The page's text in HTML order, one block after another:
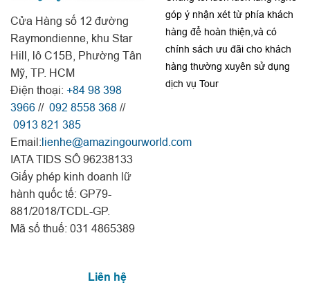
Cửa Hàng số 12 đường
Raymondienne, khu Star
Hill, lô C15B, Phường Tân
Mỹ, TP. HCM
Điện thoại: +84 98 398
3966 // 092 8558 368 //
0913 821 385
Email:lienhe@amazingourworld.com
IATA TIDS SỐ 96238133
Giấy phép kinh doanh lữ
hành quốc tế: GP79-
881/2018/TCDL-GP.
Mã số thuế: 031 4865389
góp ý nhận xét từ phía khách
hàng để hoàn thiện,và có
chính sách ưu đãi cho khách
hàng thường xuyên sử dụng
dịch vụ Tour
Liên hệ